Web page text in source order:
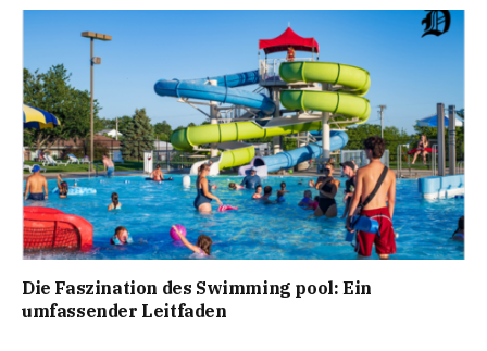
Die Faszination des Swimming pool: Ein
umfassender Leitfaden